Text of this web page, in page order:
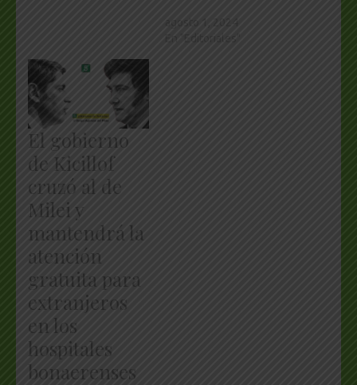
El gobierno
de Kicillof
cruzó al de
Milei y
mantendrá la
atención
gratuita para
extranjeros
en los
hospitales
bonaerenses